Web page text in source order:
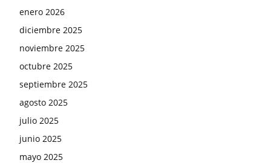
enero 2026
diciembre 2025
noviembre 2025
octubre 2025
septiembre 2025
agosto 2025
julio 2025
junio 2025
mayo 2025